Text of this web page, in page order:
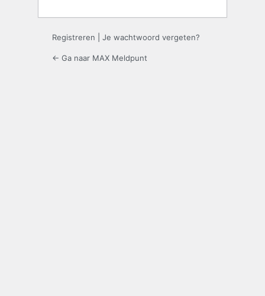
Registreren Je wachtwoord vergeten?
← Ga naar MAX Meldpunt